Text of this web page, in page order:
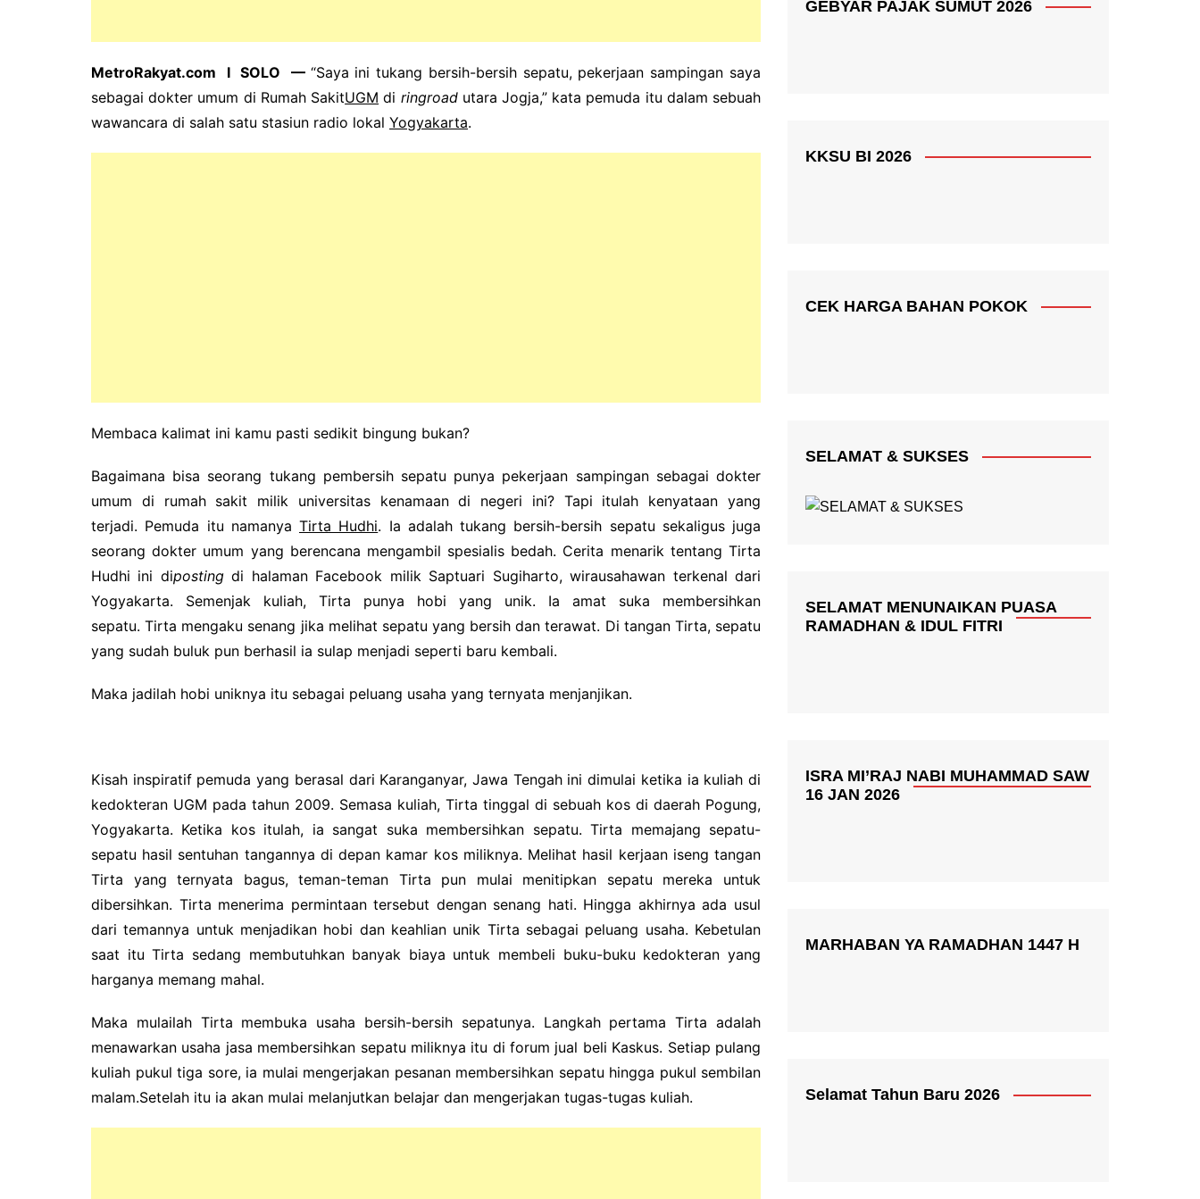
MetroRakyat.com I SOLO — “Saya ini tukang bersih-bersih sepatu, pekerjaan sampingan saya
sebagai dokter umum di Rumah SakitUGM di ringroadutara Jogja,” kata pemuda itu dalam sebuah
wawancara di salah satu stasiun radio lokal Yogyakarta.
Membaca kalimat ini kamu pasti sedikit bingung bukan?
Bagaimana bisa seorang tukang pembersih sepatu punya pekerjaan sampingan sebagai dokter
umum di rumah sakit milik universitas kenamaan di negeri ini? Tapi itulah kenyataan yang
terjadi. Pemuda itu namanya Tirta Hudhi. Ia adalah tukang bersih-bersih sepatu sekaligus juga
seorang dokter umum yang berencana mengambil spesialis bedah. Cerita menarik tentang Tirta
Hudhi ini dipostingdi halaman Facebook milik Saptuari Sugiharto, wirausahawan terkenal dari
Yogyakarta. Semenjak kuliah, Tirta punya hobi yang unik. Ia amat suka membersihkan
sepatu.Tirta mengaku senang jika melihat sepatu yang bersih dan terawat. Di tangan Tirta, sepatu
yang sudah buluk pun berhasil ia sulap menjadi seperti baru kembali.
Maka jadilah hobi uniknya itu sebagai peluang usaha yang ternyata menjanjikan.
Kisah inspiratif pemuda yang berasal dari Karanganyar, Jawa Tengah ini dimulai ketika ia kuliah di
kedokteran UGM pada tahun 2009. Semasa kuliah, Tirta tinggal di sebuah kos di daerah Pogung,
Yogyakarta. Ketika kos itulah, ia sangat suka membersihkan sepatu.Tirta memajang sepatu-
sepatu hasil sentuhan tangannya di depan kamar kos miliknya. Melihat hasil kerjaan iseng tangan
Tirta yang ternyata bagus, teman-teman Tirta pun mulai menitipkan sepatu mereka untuk
dibersihkan. Tirta menerima permintaan tersebut dengan senang hati. Hingga akhirnya ada usul
dari temannya untuk menjadikan hobi dan keahlian unik Tirta sebagai peluang usaha. Kebetulan
saat itu Tirta sedang membutuhkan banyak biaya untuk membeli buku-buku kedokteran yang
harganya memang mahal.
Maka mulailah Tirta membuka usaha bersih-bersih sepatunya. Langkah pertama Tirta adalah
menawarkan usaha jasa membersihkan sepatu miliknya itu di forum jual beli Kaskus. Setiap pulang
kuliah pukul tiga sore, ia mulai mengerjakan pesanan membersihkan sepatu hingga pukul sembilan
malam.Setelah itu ia akan mulai melanjutkan belajar dan mengerjakan tugas-tugas kuliah.
GEBYAR PAJAK SUMUT 2026
KKSU BI 2026
CEK HARGA BAHAN POKOK
SELAMAT & SUKSES
SELAMAT MENUNAIKAN PUASA
RAMADHAN & IDUL FITRI
ISRA MI’RAJ NABI MUHAMMAD SAW
16 JAN 2026
MARHABAN YA RAMADHAN 1447 H
Selamat Tahun Baru 2026